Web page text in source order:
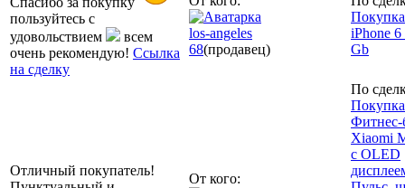
пользуйтесь с
удовольствием
всем
очень рекомендую! Ссылка
на сделку
los-angeles
68(продавец)
iPhone 6
Gb
Отличный покупатель!
От кого:
По
Фитнес-
Xiaomi
с OLED